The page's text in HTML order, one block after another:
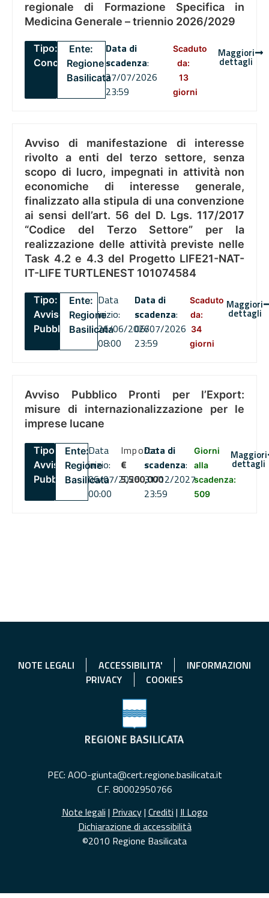
regionale di Formazione Specifica in
Medicina Generale – triennio 2026/2029
Tipo:
Concorsi
Ente:
Regione
Basilicata
Data di
scadenza:
27/07/2026
23:59
Scaduto
da:
13
giorni
Maggiori
dettagli
Avviso di manifestazione di interesse
rivolto a enti del terzo settore, senza
scopo di lucro, impegnati in attività non
economiche di interesse generale,
finalizzato alla stipula di una convenzione
ai sensi dell’art. 56 del D. Lgs. 117/2017
“Codice del Terzo Settore” per la
realizzazione delle attività previste nelle
Task 4.2 e 4.3 del Progetto LIFE21-NAT-
IT-LIFE TURTLENEST 101074584
Tipo:
Avviso
Pubblico
Ente:
Regione
Basilicata
Data
inizio:
26/06/2026
08:00
Data di
scadenza:
06/07/2026
23:59
Scaduto
da:
34
giorni
Maggiori
dettagli
Avviso Pubblico Pronti per l’Export:
misure di internazionalizzazione per le
imprese lucane
Tipo:
Avviso
Pubblico
Ente:
Regione
Basilicata
Data
inizio:
06/07/2026
00:00
Importo
€
5,500,000
Data di
scadenza:
31/12/2027
23:59
Giorni
alla
scadenza:
509
Maggiori
dettagli
NOTE LEGALI ACCESSIBILITA'
INFORMAZIONI
PRIVACY
COOKIES
PEC: AOO-giunta@cert.regione.basilicata.it
C.F. 80002950766
Note legali | Privacy| Crediti | Il Logo
Dichiarazione di accessibilità
©2010 Regione Basilicata